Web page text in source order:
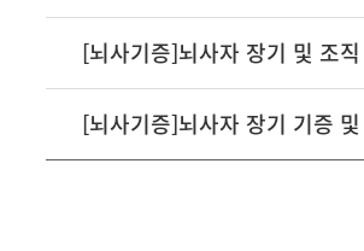
[뇌사기증]뇌사자 장기 및 조
[뇌사기증]뇌사자 장기 기증